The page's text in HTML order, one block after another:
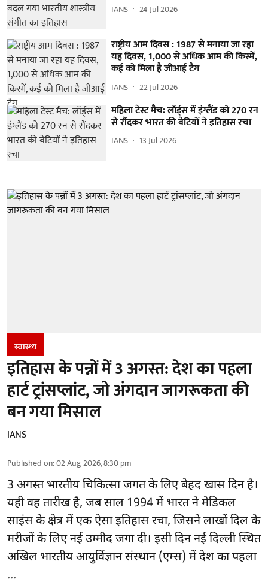
IANS 24 Jul 2026
राष्ट्रीय आम दिवस : 1987 से मनाया जा रहा
यह दिवस, 1,000 से अधिक आम की किस्में,
कई को मिला है जीआई टैग
IANS 22 Jul 2026
महिला टेस्ट मैच: लॉर्ड्स में इंग्लैंड को 270 रन
से रौंदकर भारत की बेटियों ने इतिहास रचा
IANS 13 Jul 2026
स्वास्थ्य
इतिहास के पन्नों में 3 अगस्त: देश का पहला
हार्ट ट्रांसप्लांट​, जो अंगदान जागरूकता की
बन गया मिसाल
IANS
Published on:02 Aug 2026, 8:30 pm
3 अगस्त भारतीयचिकित्साजगत के लिए बेहद खास दिन है।
यही वह तारीख है, जब साल 1994 में भारत ने मेडिकल
साइंस के क्षेत्र में एक ऐसा इतिहास रचा, जिसने लाखों दिल के
मरीजों के लिए नई उम्मीद जगा दी। इसी दिन नई दिल्ली स्थित
अखिल भारतीय आयुर्विज्ञान संस्थान (एम्स) में देश का पहला
...